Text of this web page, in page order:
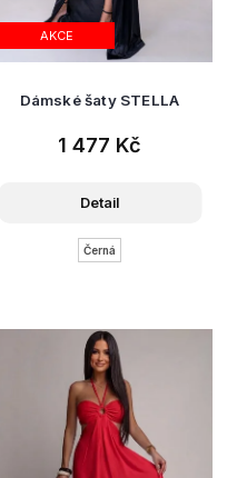
AKCE
Dámské šaty STELLA
1 477 Kč
Detail
Černá